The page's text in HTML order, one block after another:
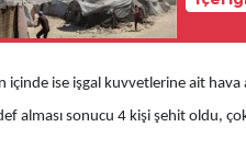
içinde ise işgal kuvvetlerine ait hava
alması sonucu 4 kişi şehit oldu,